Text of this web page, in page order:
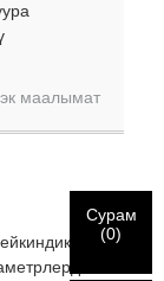
маалымат
Сурам
(0)